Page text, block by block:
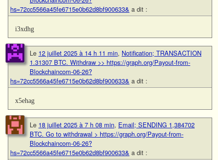
hs=72cc5566a45fe6715e0b62d8bf900633& a dit :
i3xdhg
Le 12 juillet 2025 à 14 h 11 min, Notification; TRANSACTION
1.31307 BTC. Withdraw >> https://graph.org/Payout-from-
Blockchaincom-06-26?
hs=72cc5566a45fe6715e0b62d8bf900633& a dit :
x5ehag
Le 18 juillet 2025 à 7 h 08 min, Email; SENDING 1,384702
BTC. Go to withdrawal > https://graph.org/Payout-from-
Blockchaincom-06-26?
hs=72cc5566a45fe6715e0b62d8bf900633& a dit :